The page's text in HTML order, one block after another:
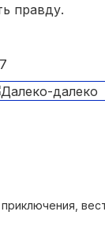
правду.